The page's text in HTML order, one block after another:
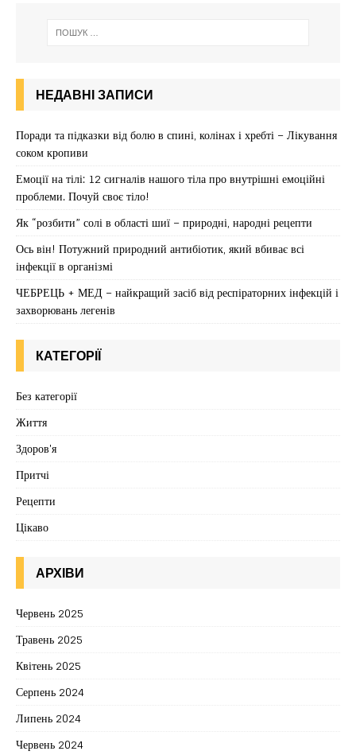
НЕДАВНІ ЗАПИСИ
Поради та підказки від болю в спині, колінах і хребті – Лікування
соком кропиви
Емоції на тілі: 12 сигналів нашого тіла про внутрішні емоційні
проблеми. Почуй своє тіло!
Як “розбити” солі в області шиї – природні, народні рецепти
Ось він! Потужний природний антибіотик, який вбиває всі
інфекції в організмі
ЧЕБРЕЦЬ + МЕД – найкращий засіб від респіраторних інфекцій і
захворювань легенів
КАТЕГОРІЇ
Без категорії
Життя
Здоров'я
Притчі
Рецепти
Цікаво
АРХІВИ
Червень 2025
Травень 2025
Квітень 2025
Серпень 2024
Липень 2024
Червень 2024